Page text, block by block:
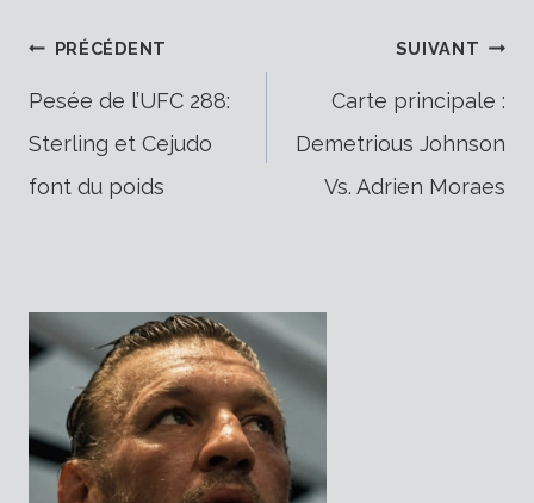
Navigation
de
l’article
PRÉCÉDENT
Pesée de l’UFC 288:
Sterling et Cejudo
font du poids
SUIVANT
Carte principale :
Demetrious Johnson
Vs. Adrien Moraes